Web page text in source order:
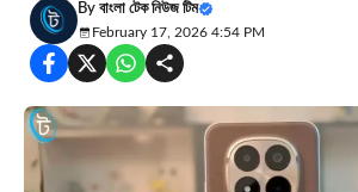
By বাংলা টেক নিউজ টিম
February 17, 2026 4:54 PM